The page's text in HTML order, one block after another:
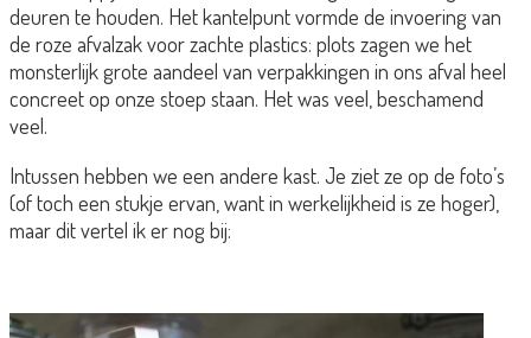
deuren te houden. Het kantelpunt vormde de invoering van
de roze afvalzak voor zachte plastics: plots zagen we het
monsterlijk grote aandeel van verpakkingen in ons afval heel
concreet op onze stoep staan. Het was veel, beschamend
veel.
Intussen hebben we een andere kast. Je ziet ze op de foto’s
(of toch een stukje ervan, want in werkelijkheid is ze hoger),
maar dit vertel ik er nog bij: